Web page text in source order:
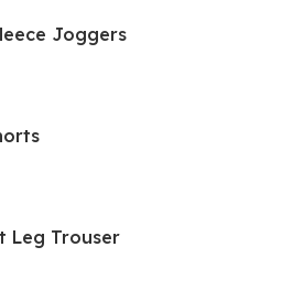
Joggers
Leg Trouser